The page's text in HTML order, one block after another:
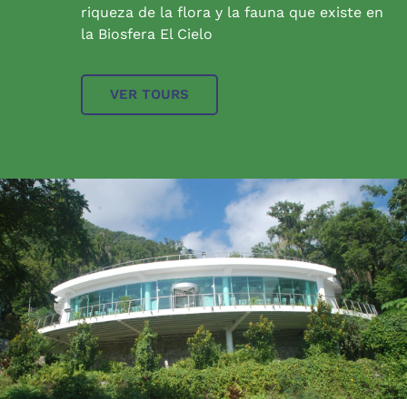
riqueza de la flora y la fauna que existe en
la Biosfera El Cielo
VER TOURS